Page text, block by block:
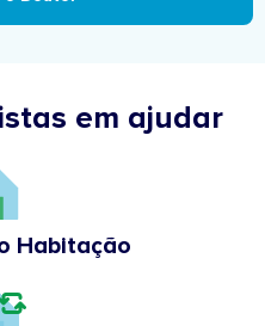
em ajudar
Habitação